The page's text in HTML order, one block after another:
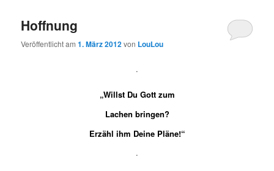
Hoffnung
Veröffentlicht am1. März 2012von LouLou
.
„Willst Du Gott zum
Lachen bringen?
Erzähl ihm Deine Pläne!“
.